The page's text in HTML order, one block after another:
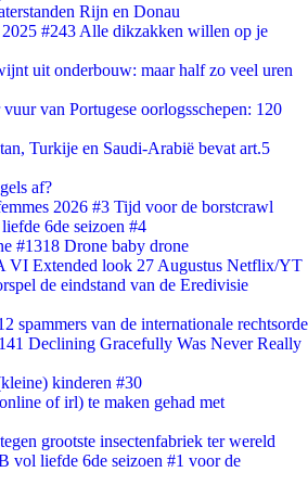
Rijn en Donau
#243 Alle dikzakken willen op je
uit onderbouw: maar half zo veel uren
vuur van Portugese oorlogsschepen: 120
Turkije en Saudi-Arabië bevat art.5
af?
2026 #3 Tijd voor de borstcrawl
6de seizoen #4
#1318 Drone baby drone
VI Extended look 27 Augustus Netflix/YT
de eindstand van de Eredivisie
spammers van de internationale rechtsorde
Declining Gracefully Was Never Really
kinderen #30
of irl) te maken gehad met
grootste insectenfabriek ter wereld
vol liefde 6de seizoen #1 voor de